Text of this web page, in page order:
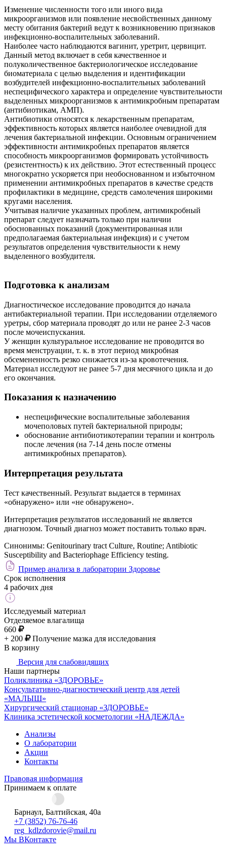
Изменение численности того или иного вида
микроорганизмов или появление несвойственных данному
месту обитания бактерий ведут к возникновению признаков
инфекционно-воспалительных заболеваний.
Наиболее часто наблюдаются вагинит, уретрит, цервицит.
Данный метод включает в себя качественное и
полуколичественное бактериологическое исследование
биоматериала с целью выделения и идентификации
возбудителей инфекционно-воспалительных заболеваний
неспецифического характера и определение чувствительности
выделенных микроорганизмов к антимикробным препаратам
(антибиотикам, АМП).
Антибиотики относятся к лекарственным препаратам,
эффективность которых является наиболее очевидной для
лечения бактериальной инфекции. Основным ограничением
эффективности антимикробных препаратов является
способность микроорганизмов формировать устойчивость
(резистентность) к их действию. Этот естественный процесс
многократно ускоряется при необоснованном и избыточном
применении антимикробных препаратов в качестве средств
профилактики в медицине, средств самолечения широкими
кругами населения.
Учитывая наличие указанных проблем, антимикробный
препарат следует назначать только при наличии
обоснованных показаний (документированная или
предполагаемая бактериальная инфекция) и с учетом
результатов определения чувствительности к нему
выделенного возбудителя.
Подготовка к анализам
Диагностическое исследование проводится до начала
антибактериальной терапии. При исследовании отделяемого
уретры, сбор материала проводят до или не ранее 2-3 часов
после мочеиспускания.
У женщин культуральное исследование не проводится во
время менструации, т. к. в этот период микробная
обсемененность резко снижается из-за кровотечения.
Материал исследуют не ранее 5-7 дня месячного цикла и до
его окончания.
Показания к назначению
неспецифические воспалительные заболевания
мочеполовых путей бактериальной природы;
обоснование антибиотикотерапии терапии и контроль
после лечения (на 7-14 день после отмены
антимикробных препаратов).
Интерпретация результата
Тест качественный. Результат выдается в терминах
«обнаружено» или «не обнаружено».
Интерпретация результатов исследований не является
диагнозом. Точный диагноз может поставить только врач.
Синонимы: Genitourinary tract Culture, Routine; Antibiotic
Susceptibility and Bacteriophage Efficiency testing.
Пример анализа в лаборатории Здоровье
Срок исполнения
4 рабочих дня
Исследуемый материал
Отделяемое влагалища
660
+ 200
Получение мазка для исследования
В корзину
Версия для слабовидящих
Наши партнеры
Поликлиника «ЗДОРОВЬЕ»
Консультативно-диагностический центр для детей
«МАЛЫШ»
Хирургический стационар «ЗДОРОВЬЕ»
Клиника эстетической косметологии «НАДЕЖДА»
Анализы
О лаборатории
Акции
Контакты
Правовая информация
Принимаем к оплате
Барнаул, Балтийская, 40а
+7 (3852) 76-76-46
reg_kdlzdorovie@mail.ru
Мы ВКонтакте